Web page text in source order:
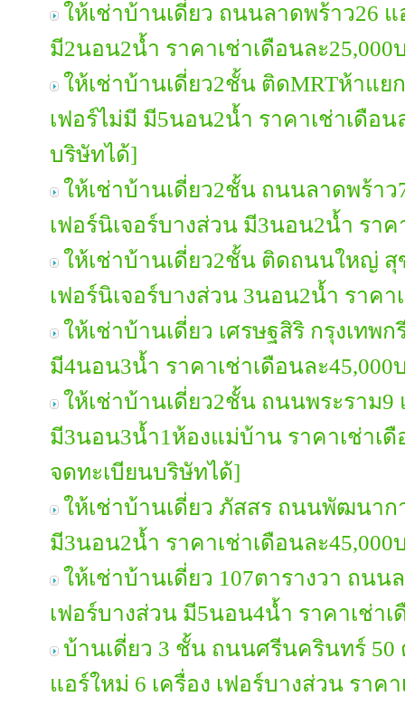
ให้เช่าบ้านเดี่ยว ถนนลาดพร้าว26 แ
มี2นอน2น้ำ ราคาเช่าเดือนละ25,000
ให้เช่าบ้านเดี่ยว2ชั้น ติดMRTห้าแย
เฟอร์ไม่มี มี5นอน2น้ำ ราคาเช่าเดือ
บริษัทได้]
ให้เช่าบ้านเดี่ยว2ชั้น ถนนลาดพร้าว
เฟอร์นิเจอร์บางส่วน มี3นอน2น้ำ ราค
ให้เช่าบ้านเดี่ยว2ชั้น ติดถนนใหญ่ สุ
เฟอร์นิเจอร์บางส่วน 3นอน2น้ำ ราคา
ให้เช่าบ้านเดี่ยว เศรษฐสิริ กรุงเทพ
มี4นอน3น้ำ ราคาเช่าเดือนละ45,000
ให้เช่าบ้านเดี่ยว2ชั้น ถนนพระราม9
มี3นอน3น้ำ1ห้องแม่บ้าน ราคาเช่าเ
จดทะเบียนบริษัทได้]
ให้เช่าบ้านเดี่ยว ภัสสร ถนนพัฒนาก
มี3นอน2น้ำ ราคาเช่าเดือนละ45,000
ให้เช่าบ้านเดี่ยว 107ตารางวา ถนน
เฟอร์บางส่วน มี5นอน4น้ำ ราคาเช่าเ
บ้านเดี่ยว 3 ชั้น ถนนศรีนครินทร์ 50
แอร์ใหม่ 6 เครื่อง เฟอร์บางส่วน ราค